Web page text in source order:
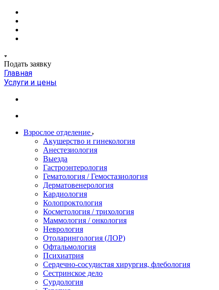
Подать заявку
Главная
Услуги и цены
Взрослое отделение
Акушерство и гинекология
Анестезиология
Выезда
Гастроэнтерология
Гематология / Гемостазиология
Дерматовенерология
Кардиология
Колопроктология
Косметология / трихология
Маммология / онкология
Неврология
Отоларингология (ЛОР)
Офтальмология
Психиатрия
Сердечно-сосудистая хирургия, флебология
Сестринское дело
Сурдология